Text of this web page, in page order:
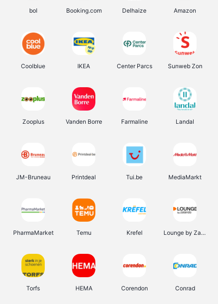
bol Booking.com Delhaize Amazon
Coolblue IKEA Center Parcs Sunweb Zon
Zooplus Vanden Borre Farmaline Landal
JM-Bruneau Printdeal Tui.be MediaMarkt
PharmaMarket Temu Krefel Lounge by Zalando
Torfs HEMA Corendon Conrad